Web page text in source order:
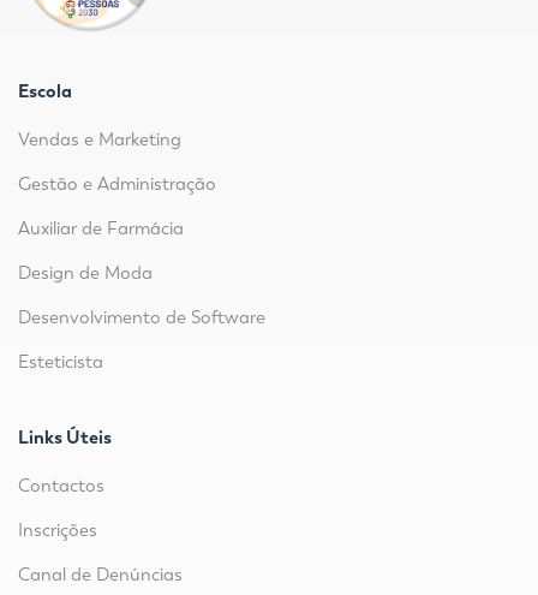
Escola
Vendas e Marketing
Gestão e Administração
Auxiliar de Farmácia
Design de Moda
Desenvolvimento de Software
Esteticista
Links Úteis
Contactos
Inscrições
Canal de Denúncias